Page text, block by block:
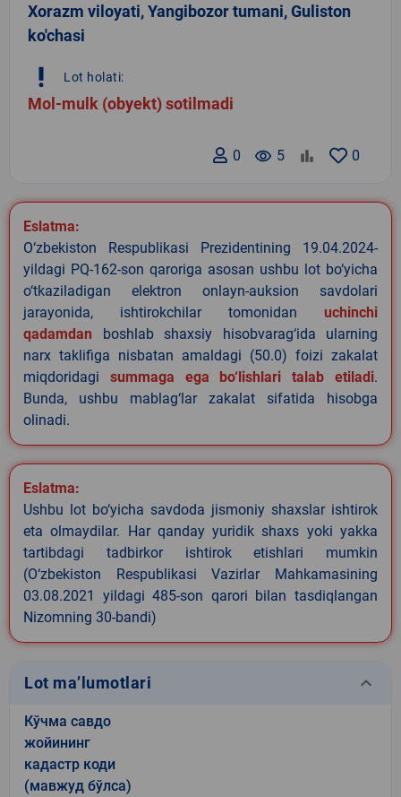
Xorazm viloyati, Yangibozor tumani, Guliston
ko'chasi
priority_high Lot holati:
Mol-mulk (obyekt) sotilmadi
0
remove_red_eye 5
0
Eslatma:
O‘zbekiston Respublikasi Prezidentining 19.04.2024-
yildagi PQ-162-son qaroriga asosan ushbu lot bo‘yicha
o‘tkaziladigan elektron onlayn-auksion savdolari
jarayonida, ishtirokchilar tomonidan uchinchi
qadamdan boshlab shaxsiy hisobvarag‘ida ularning
narx taklifiga nisbatan amaldagi (50.0) foizi zakalat
miqdoridagi summaga ega bo‘lishlari talab etiladi.
Bunda, ushbu mablag‘lar zakalat sifatida hisobga
olinadi.
Eslatma:
Ushbu lot bo‘yicha savdoda jismoniy shaxslar ishtirok
eta olmaydilar. Har qanday yuridik shaxs yoki yakka
tartibdagi tadbirkor ishtirok etishlari mumkin
(O‘zbekiston Respublikasi Vazirlar Mahkamasining
03.08.2021 yildagi 485-son qarori bilan tasdiqlangan
Nizomning 30-bandi)
Lot ma’lumotlari keyboard_arrow_down
Кўчма савдо
жойининг
кадастр коди
(мавжуд бўлса)